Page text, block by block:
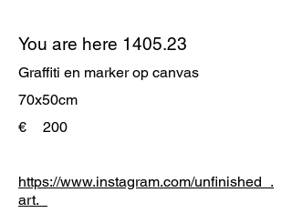
You are here 1405.23
Graffiti en marker op canvas
70x50cm
€
200
https://www.instagram.com/unfinished_.
art._